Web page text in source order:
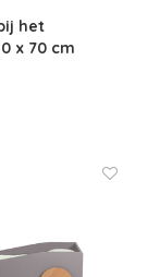
het
x 70 cm